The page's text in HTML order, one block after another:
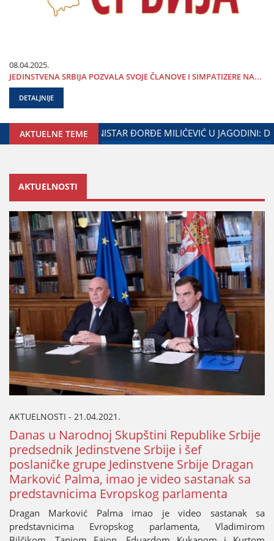
08.04.2025.
ЈEDINSTVENA SRBIЈA POZVALA SVOЈE ČLANOVE I SIMPATIZERE NA...
DETALJNIJE
AKTUELNE TEME
GRADA ЈAGODINE I MINISTARSTVA ZADUŽENOG ZA
AKTUELNOSTI
AKTUELNOSTI - 21.04.2021.
Danas u Narodnoј Skupštini Republike Srbiјe
predsednik Јedinstvene Srbiјe i šef
poslaničke grupe Јedinstvene Srbiјe Dragan
Marković Palma, imao јe video sastanak sa
predstavnicima Evropskog parlamenta
Dragan Marković Palma imao јe video sastanak sa
predstavnicima Evropskog parlamenta, Vladimirom